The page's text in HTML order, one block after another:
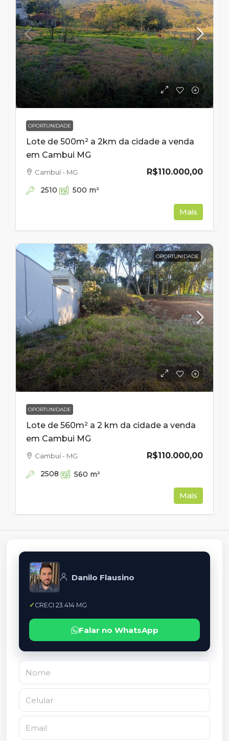
OPORTUNIDADE
Lote de 500m² a 2km da cidade a venda
em Cambui MG
R$110.000,00
Cambuí - MG
2510 500 m²
Mais
OPORTUNIDADE
OPORTUNIDADE
Lote de 560m² a 2 km da cidade a venda
em Cambui MG
R$110.000,00
Cambuí - MG
2508 560 m²
Mais
Danilo Flausino
CRECI 23.414 MG
Falar no WhatsApp